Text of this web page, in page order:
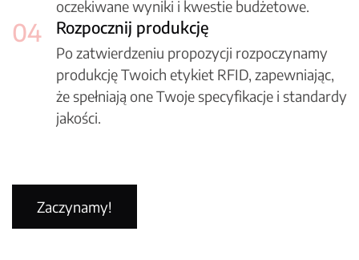
oczekiwane wyniki i kwestie budżetowe.
04 Rozpocznij produkcję
Po zatwierdzeniu propozycji rozpoczynamy
produkcję Twoich etykiet RFID, zapewniając,
że spełniają one Twoje specyfikacje i standardy
jakości.
Zaczynamy!